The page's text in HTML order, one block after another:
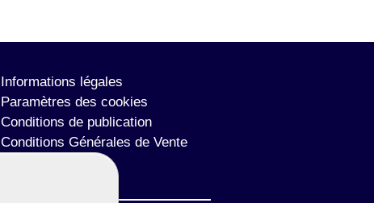
Informations légales
Paramètres des cookies
Conditions de publication
Conditions Générales de Vente